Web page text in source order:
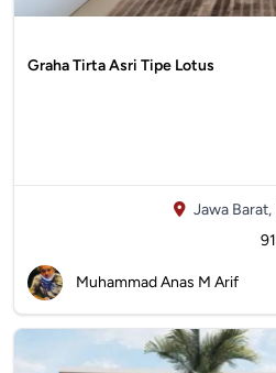
Graha Tirta Asri Tipe Lotus
Jawa Barat,
Muhammad Anas M Arif